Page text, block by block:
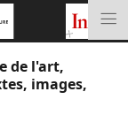
de l'art,
images,